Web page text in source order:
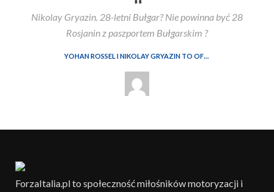
Nikolay Gryazin. 28-letni Bułgar? Nie powinna być 28
Rosjanin z paszportem Bułgarskim ?
YOHAN ROSSEL I NIKOLAY GRYAZIN TO OFICJALNI KIEROWCY LANCIA CORSE HF W WRC2 W 2026
ForzaItalia.pl to społeczność miłośników motoryzacji i